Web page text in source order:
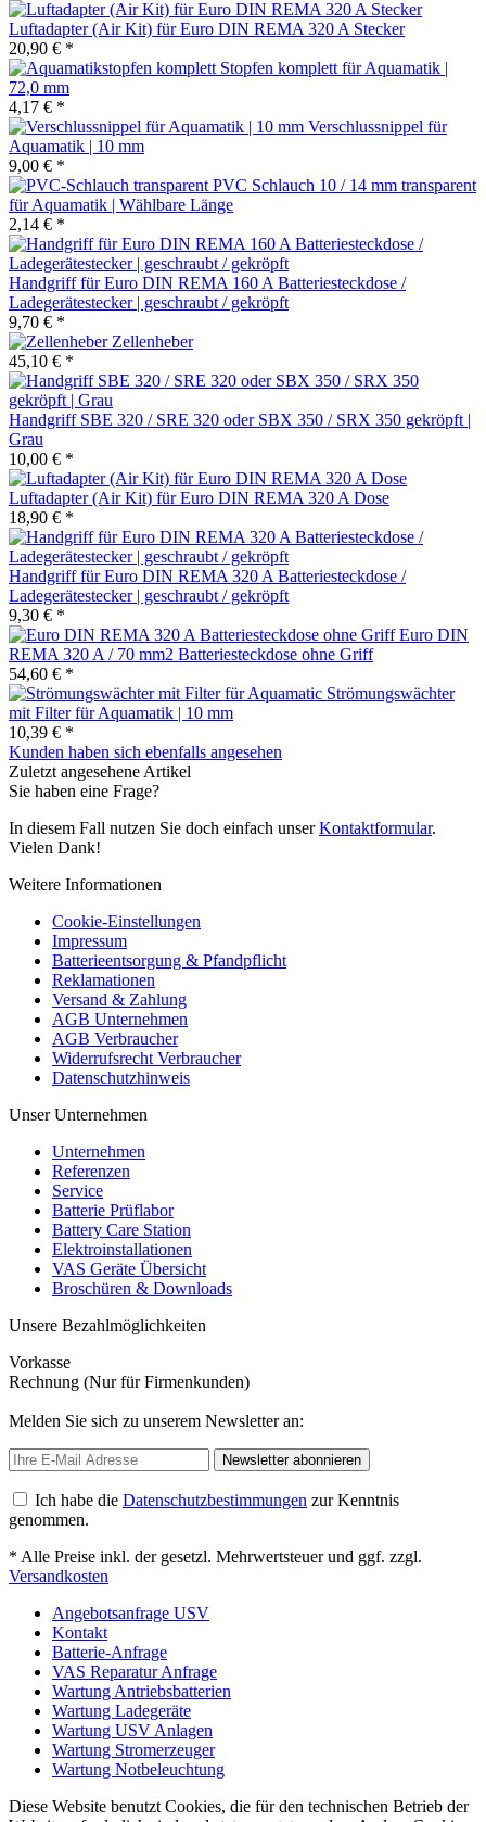
Luftadapter (Air Kit) für Euro DIN REMA 320 A Stecker
20,90 € *
Stopfen komplett für Aquamatik |
72,0 mm
4,17 € *
Verschlussnippel für
Aquamatik | 10 mm
9,00 € *
PVC Schlauch 10 / 14 mm transparent
für Aquamatik | Wählbare Länge
2,14 € *
Handgriff für Euro DIN REMA 160 A Batteriesteckdose /
Ladegerätestecker | geschraubt / gekröpft
9,70 € *
Zellenheber
45,10 € *
Handgriff SBE 320 / SRE 320 oder SBX 350 / SRX 350 gekröpft |
Grau
10,00 € *
Luftadapter (Air Kit) für Euro DIN REMA 320 A Dose
18,90 € *
Handgriff für Euro DIN REMA 320 A Batteriesteckdose /
Ladegerätestecker | geschraubt / gekröpft
9,30 € *
Euro DIN
REMA 320 A / 70 mm2 Batteriesteckdose ohne Griff
54,60 € *
Strömungswächter
mit Filter für Aquamatik | 10 mm
10,39 € *
Kunden haben sich ebenfalls angesehen
Zuletzt angesehene Artikel
Sie haben eine Frage?
In diesem Fall nutzen Sie doch einfach unserKontaktformular.
Vielen Dank!
Weitere Informationen
Cookie-Einstellungen
Impressum
Batterieentsorgung & Pfandpflicht
Reklamationen
Versand & Zahlung
AGB Unternehmen
AGB Verbraucher
Widerrufsrecht Verbraucher
Datenschutzhinweis
Unser Unternehmen
Unternehmen
Referenzen
Service
Batterie Prüflabor
Battery Care Station
Elektroinstallationen
VAS Geräte Übersicht
Broschüren & Downloads
Unsere Bezahlmöglichkeiten
Vorkasse
Rechnung (Nur für Firmenkunden)
Melden Sie sich zu unserem Newsletter an:
Newsletter abonnieren
Ich habe die Datenschutzbestimmungen zur Kenntnis
genommen.
* Alle Preise inkl. der gesetzl. Mehrwertsteuer und ggf. zzgl.
Versandkosten
Angebotsanfrage USV
Kontakt
Batterie-Anfrage
VAS Reparatur Anfrage
Wartung Antriebsbatterien
Wartung Ladegeräte
Wartung USV Anlagen
Wartung Stromerzeuger
Wartung Notbeleuchtung
Diese Website benutzt Cookies, die für den technischen Betrieb der